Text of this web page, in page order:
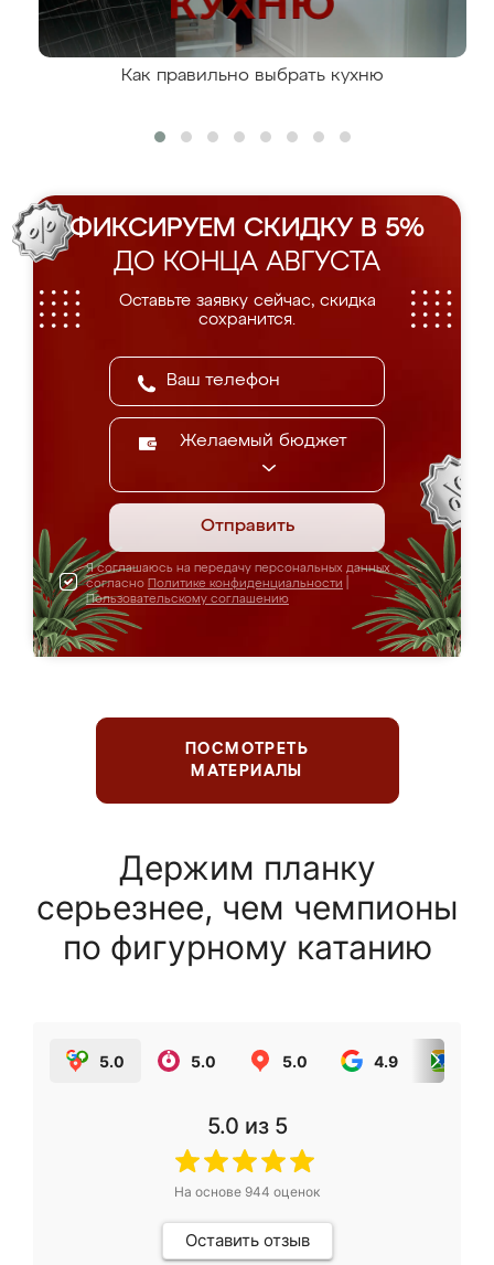
Как правильно выбрать кухню
ФИКСИРУЕМ СКИДКУ В 5%
ДО КОНЦА АВГУСТА
Оставьте заявку сейчас, скидка
сохранится.
Желаемый бюджет
Отправить
Я соглашаюсь на передачу персональных данных
согласно Политике конфиденциальности
Пользовательскому соглашению
ПОСМОТРЕТЬ
МАТЕРИАЛЫ
Держим планку
серьезнее, чем чемпионы
по фигурному катанию
5.0 5.0 5.0 4.9
5.0 из 5
На основе 944 оценок
Оставить отзыв